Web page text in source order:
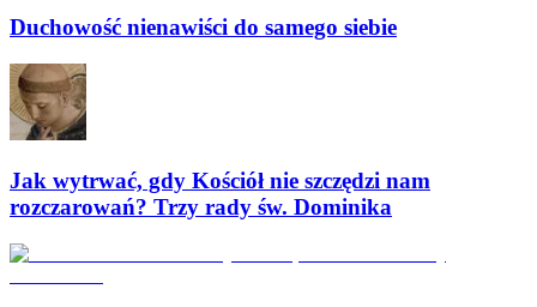
Duchowość nienawiści do samego siebie
Jak wytrwać, gdy Kościół nie szczędzi nam
rozczarowań? Trzy rady św. Dominika